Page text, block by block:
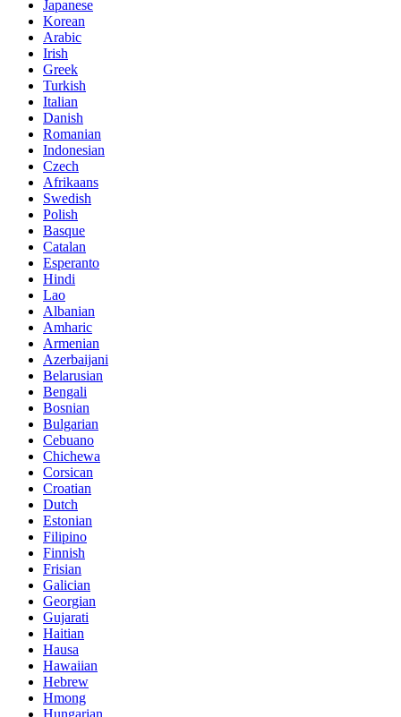
Japanese
Korean
Arabic
Irish
Greek
Turkish
Italian
Danish
Romanian
Indonesian
Czech
Afrikaans
Swedish
Polish
Basque
Catalan
Esperanto
Hindi
Lao
Albanian
Amharic
Armenian
Azerbaijani
Belarusian
Bengali
Bosnian
Bulgarian
Cebuano
Chichewa
Corsican
Croatian
Dutch
Estonian
Filipino
Finnish
Frisian
Galician
Georgian
Gujarati
Haitian
Hausa
Hawaiian
Hebrew
Hmong